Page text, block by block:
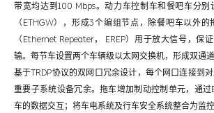
带宽均达到100 Mbps。动力车控制车和餐吧车分别
（ETHGW），形成3个编组节点，除餐吧车以外
（Ethernet Repeater， EREP）用于放大信号，保
输。每节车设置两个车辆级以太网交换机，形成双通
基于TRDP协议的双网口冗余设计，每个网口连接到
重要子系统设备冗余。拖车增加制动控制单元，通过
车的数据交互；将车电系统及行车安全系统整合为监